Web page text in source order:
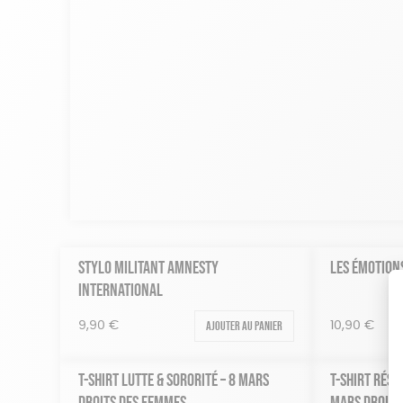
STYLO MILITANT AMNESTY
INTERNATIONAL
9,90 € Ajouter au panier
LES
10,90 €
T-SHIRT LUTTE & SORORITÉ – 8 MARS
T-SHIRT